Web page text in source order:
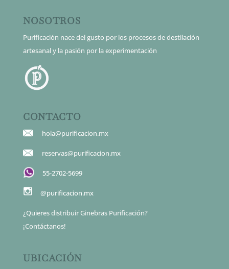
NOSOTROS
Purificación nace del gusto por los procesos de destilación
artesanal y la pasión por la experimentación
CONTACTO
hola@purificacion.mx
reservas@purificacion.mx
55-2702-5699
@purificacion.mx
¿Quieres distribuir Ginebras Purificación?
¡Contáctanos!
UBICACIÓN